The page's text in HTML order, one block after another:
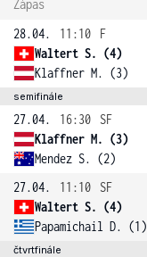
Zápas
28.04.
11:10
F
Waltert S. (4)
Klaffner M. (3)
semifinále
27.04. 16:30
SF
Klaffner M. (3)
Mendez S. (2)
27.04.
11:10
SF
Waltert S. (4)
Papamichail D. (1)
čtvrtfinále